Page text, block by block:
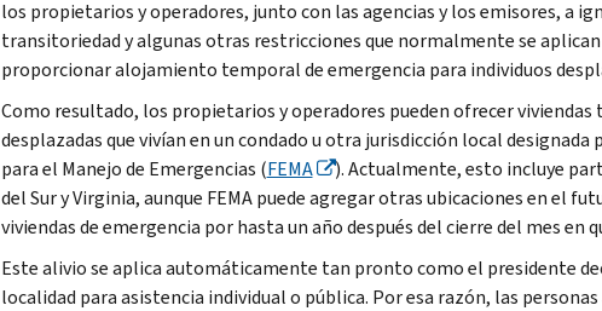
los propietarios y operadores, junto con las agencias y los emisores, a
transitoriedad y algunas otras restricciones que normalmente se aplican
proporcionar alojamiento temporal de emergencia para individuos
Como resultado, los propietarios y operadores pueden ofrecer
desplazadas que vivían en un condado u otra jurisdicción local
para el Manejo de Emergencias (FEMA
). Actualmente, esto incluye
del Sur y Virginia, aunque FEMA puede agregar otras ubicaciones en el
viviendas de emergencia por hasta un año después del cierre del mes en
Este alivio se aplica automáticamente tan pronto como el presidente
localidad para asistencia individual o pública. Por esa razón, las